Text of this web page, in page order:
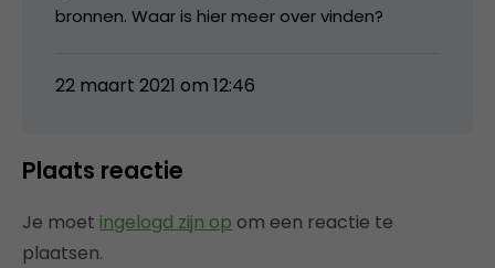
bronnen. Waar is hier meer over vinden?
22 maart 2021 om 12:46
Plaats reactie
Je moet ingelogd zijn op om een reactie te
plaatsen.